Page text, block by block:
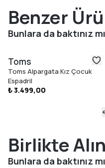
alanında B Corp™
tasarımı bir arada arayanlar
seçenektir.
Elastik V gore – kolay giyim
Çıkarılabilir CloudBound™ iç
Jüt ip sargılı orta taban
Benzer
Bunlara da baktınız
Toms
Toms Alpargata Kız Çocuk
Espadril
₺ 3.499,00
Birlikte
Bunlara da baktınız